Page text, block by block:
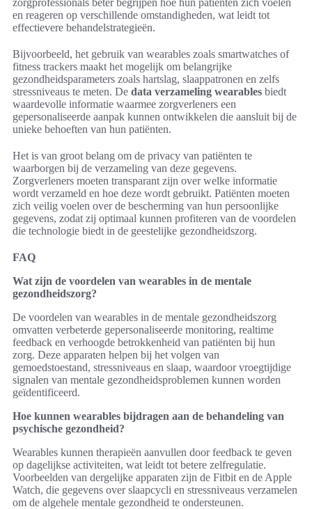
en reageren op verschillende omstandigheden, wat leidt tot
effectievere behandelstrategieën.
Bijvoorbeeld, het gebruik van wearables zoals smartwatches of
fitness trackers maakt het mogelijk om belangrijke
gezondheidsparameters zoals hartslag, slaappatronen en zelfs
stressniveaus te meten. De data verzameling wearables biedt
waardevolle informatie waarmee zorgverleners een
gepersonaliseerde aanpak kunnen ontwikkelen die aansluit bij de
unieke behoeften van hun patiënten.
Het is van groot belang om de privacy van patiënten te
waarborgen bij de verzameling van deze gegevens.
Zorgverleners moeten transparant zijn over welke informatie
wordt verzameld en hoe deze wordt gebruikt. Patiënten moeten
zich veilig voelen over de bescherming van hun persoonlijke
gegevens, zodat zij optimaal kunnen profiteren van de voordelen
die technologie biedt in de geestelijke gezondheidszorg.
FAQ
Wat zijn de voordelen van wearables in de mentale
gezondheidszorg?
De voordelen van wearables in de mentale gezondheidszorg
omvatten verbeterde gepersonaliseerde monitoring, realtime
feedback en verhoogde betrokkenheid van patiënten bij hun
zorg. Deze apparaten helpen bij het volgen van
gemoedstoestand, stressniveaus en slaap, waardoor vroegtijdige
signalen van mentale gezondheidsproblemen kunnen worden
geïdentificeerd.
Hoe kunnen wearables bijdragen aan de behandeling van
psychische gezondheid?
Wearables kunnen therapieën aanvullen door feedback te geven
op dagelijkse activiteiten, wat leidt tot betere zelfregulatie.
Voorbeelden van dergelijke apparaten zijn de Fitbit en de Apple
Watch, die gegevens over slaapcycli en stressniveaus verzamelen
om de algehele mentale gezondheid te ondersteunen.